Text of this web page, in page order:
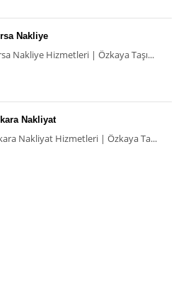
Nakliye
Nakliye Hizmetleri | Özkaya Taşı...
Nakliyat
Nakliyat Hizmetleri | Özkaya Ta...